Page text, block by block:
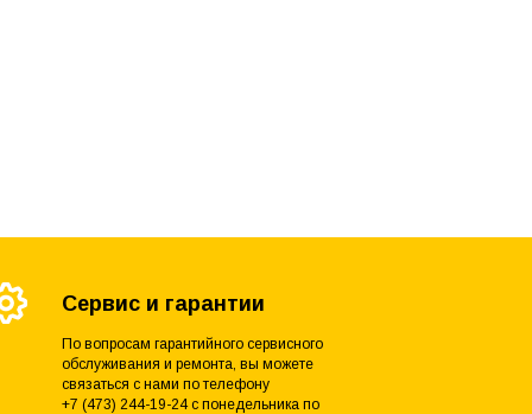
Сервис и гарантии
По вопросам гарантийного сервисного
обслуживания и ремонта, вы можете
связаться с нами по телефону
+7 (473) 244-19-24 с понедельника по